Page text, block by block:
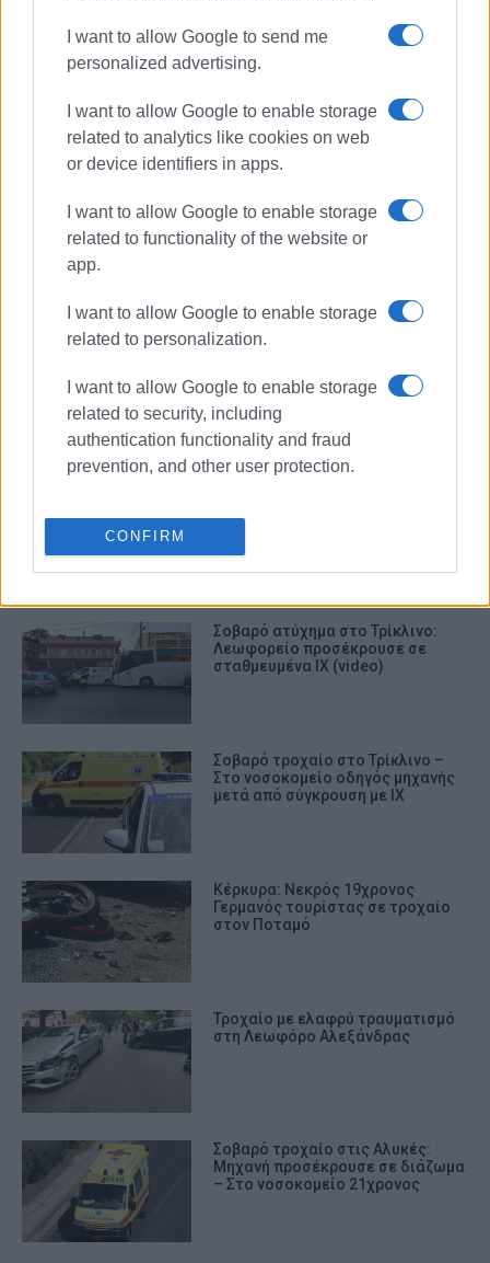
I want to allow Google to send me
personalized advertising.
I want to allow Google to enable storage
related to analytics like cookies on web
or device identifiers in apps.
I want to allow Google to enable storage
related to functionality of the website or
app.
I want to allow Google to enable storage
related to personalization.
I want to allow Google to enable storage
related to security, including
authentication functionality and fraud
prevention, and other user protection.
CONFIRM
ΤΡΟΧΑΙΟ
ΣΧΕΤΙΚA AΡΘΡΑ
Τροχαίο ατύχημα με τραυματισμό
στον κόμβο του Γερμανικού
στον περιφερειακό Λευκίμμης –
Σοβαρό ατύχημα στο Τρίκλινο:
Λεωφορείο προσέκρουσε σε
σταθμευμένα ΙΧ (video)
Σοβαρό τροχαίο στο Τρίκλινο –
Στο νοσοκομείο οδηγός μηχανής
μετά από σύγκρουση με ΙΧ
Κέρκυρα: Νεκρός 19χρονος
Γερμανός τουρίστας σε τροχαίο
στον Ποταμό
Τροχαίο με ελαφρύ τραυματισμό
στη Λεωφόρο Αλεξάνδρας
Σοβαρό τροχαίο στις Αλυκές:
Μηχανή προσέκρουσε σε διάζωμα
– Στο νοσοκομείο 21χρονος